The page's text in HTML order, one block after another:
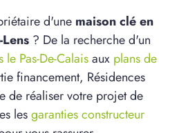
d'une maison clé en
? De la recherche d'un
Pas-De-Calaisaux plans de
financement, Résidences
de réaliser votre projet de
lesgaranties constructeur